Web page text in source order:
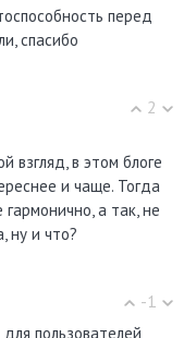
перед
спасибо
2
взгляд, в этом блоге
и чаще. Тогда
а так, не
ну и что?
-1
пользователей